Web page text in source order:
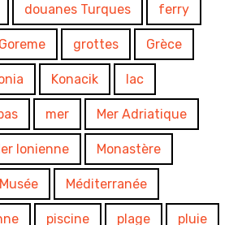
douanes Turques ferry
Goreme grottes Grèce
Konacik lac
mer Mer Adriatique
Ionienne Monastère
Musée Méditerranée
piscine plage pluie